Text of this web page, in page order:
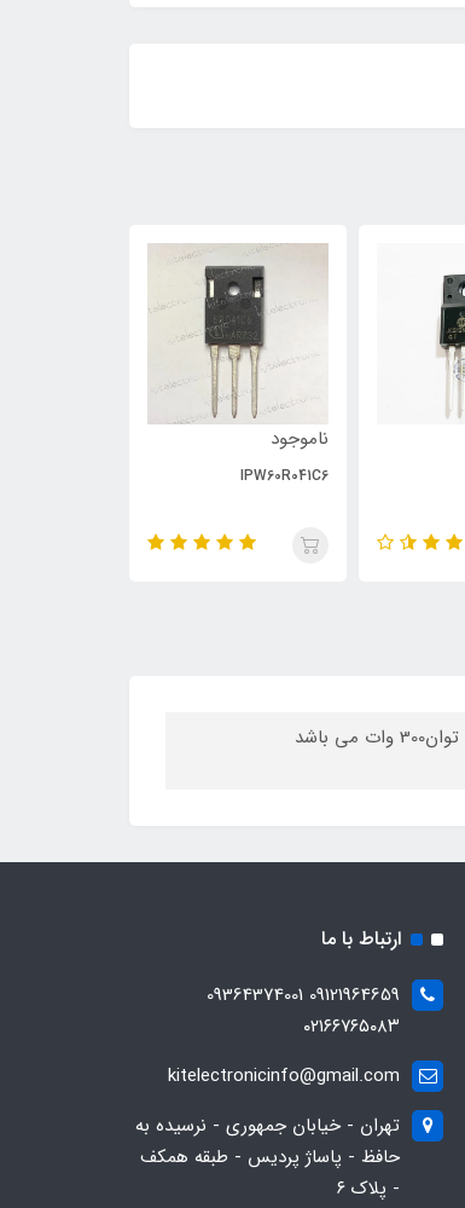
ناموجود
IPW60R041C6
ماسفت PTP04N04N از نوع N-CHannel با تحمل ولتاژ 40 ولت و جریان دهی 206 آمپر با توان300 وات می باشد
ارتباط با ما
09121964659 09364374001
۰۲۱۶۶۷۶۵۰۸۳
kitelectronicinfo@gmail.com
تهران - خیابان جمهوری - نرسیده به
حافظ - پاساژ پردیس - طبقه همکف
- پلاک ۶